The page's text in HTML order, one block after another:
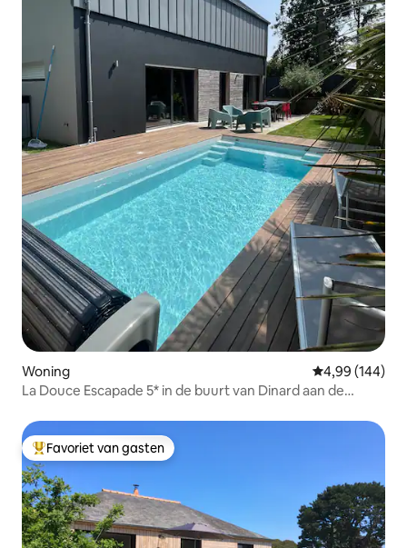
Woning Gemiddelde
4,99 (144)
La Douce Escapade 5* in de buurt van Dinard aan de
Topfavoriet van gasten
Favoriet van gasten